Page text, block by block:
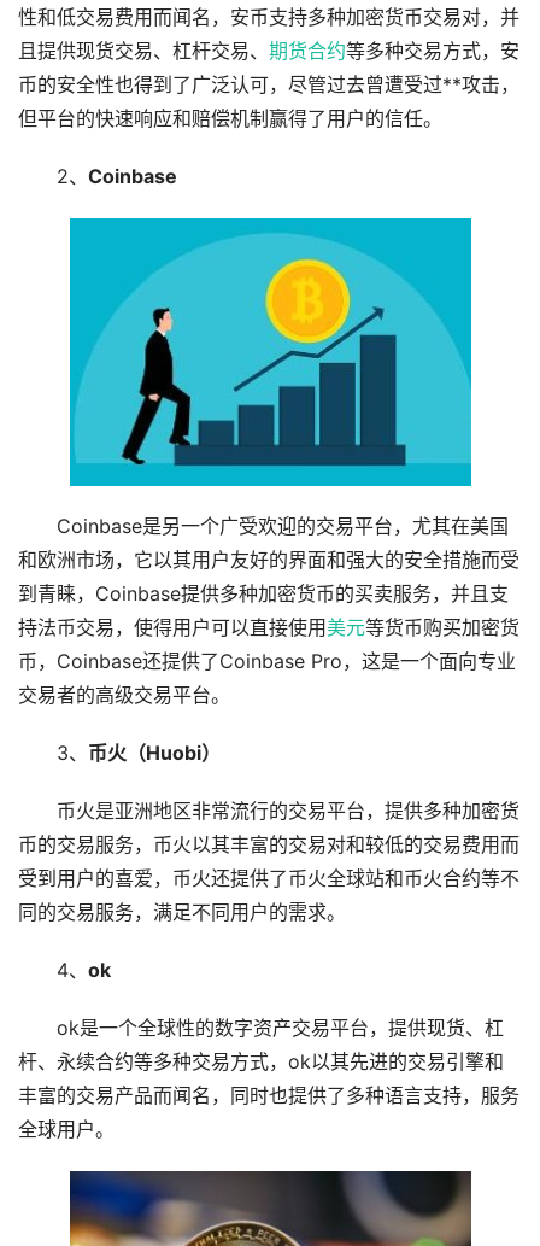
性和低交易费用而闻名，安币支持多种加密货币交易对，并
且提供现货交易、杠杆交易、 期货合约等多种交易方式，安
币的安全性也得到了广泛认可，尽管过去曾遭受过**攻击，
但平台的快速响应和赔偿机制赢得了用户的信任。
2、 Coinbase
Coinbase是另一个广受欢迎的交易平台，尤其在美国
和欧洲市场，它以其用户友好的界面和强大的安全措施而受
到青睐，Coinbase提供多种加密货币的买卖服务，并且支
持法币交易，使得用户可以直接使用美元等货币购买加密货
币，Coinbase还提供了Coinbase Pro，这是一个面向专业
交易者的高级交易平台。
3、 币火（Huobi）
币火是亚洲地区非常流行的交易平台，提供多种加密货
币的交易服务，币火以其丰富的交易对和较低的交易费用而
受到用户的喜爱，币火还提供了币火全球站和币火合约等不
同的交易服务，满足不同用户的需求。
4、 ok
ok是一个全球性的数字资产交易平台，提供现货、杠
杆、永续合约等多种交易方式，ok以其先进的交易引擎和
丰富的交易产品而闻名，同时也提供了多种语言支持，服务
全球用户。